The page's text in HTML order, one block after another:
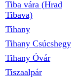
Tiba vára (Hrad
Tibava)
Tihany
Tihany Csúcshegy
Tihany Óvár
Tiszaalpár